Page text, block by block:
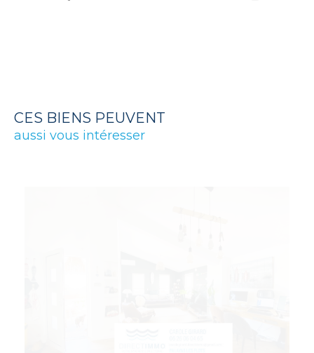
CES BIENS PEUVENT
aussi vous intéresser